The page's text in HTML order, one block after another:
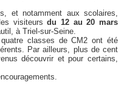
et notamment aux scolaires,
visiteursdu 12 au 20 mars
à Triel-sur-Seine.
classes de CM2 ont été
Par ailleurs, plus de cent
découvrir et pour certains,